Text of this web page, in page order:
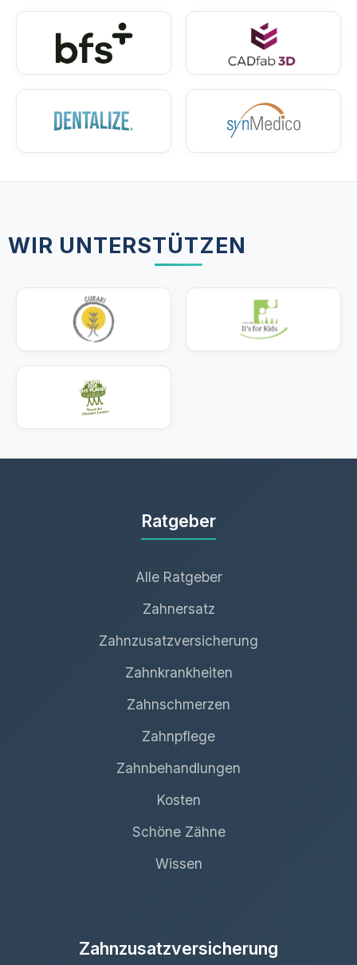
WIR UNTERSTÜTZEN
Ratgeber
Alle Ratgeber
Zahnersatz
Zahnzusatzversicherung
Zahnkrankheiten
Zahnschmerzen
Zahnpflege
Zahnbehandlungen
Kosten
Schöne Zähne
Wissen
Zahnzusatzversicherung